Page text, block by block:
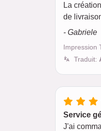
La
de
- Gabriele
Impression
Traduit:
Service
J'ai